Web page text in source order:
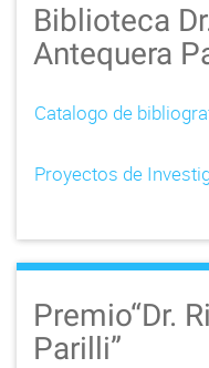
Biblioteca
Antequera
Catalogo de
Proyectos de
Premio“Dr.
Parilli”